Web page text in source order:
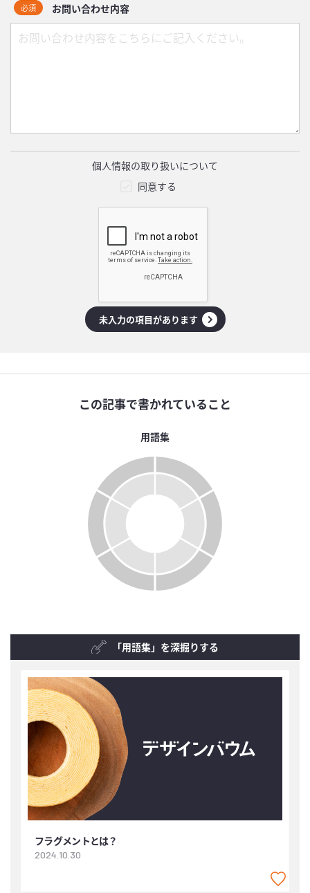
お問い合わせ内容
必須
個人情報の取り扱いについて
同意する
未入力の項目があります
この記事で書かれていること
用語集
「用語集」を深掘りする
フラグメントとは？
2024.10.30